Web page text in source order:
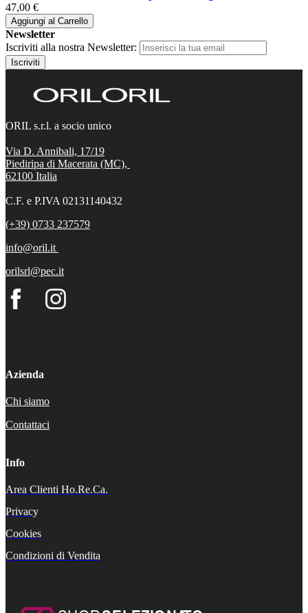
47,00 €
Aggiungi al Carrello
Newsletter
Iscriviti alla nostra Newsletter:
Iscriviti
ORIL s.r.l. a socio unico
Via D. Annibali, 17/19
Piediripa di Macerata (MC),
62100 Italia
C.F. e P.IVA 02131140432
(+39) 0733 237579
info@oril.it
orilsrl@pec.it
Azienda
Chi siamo
Contattaci
Info
Area Clienti Ho.Re.Ca.
Privacy
Cookies
Condizioni di Vendita